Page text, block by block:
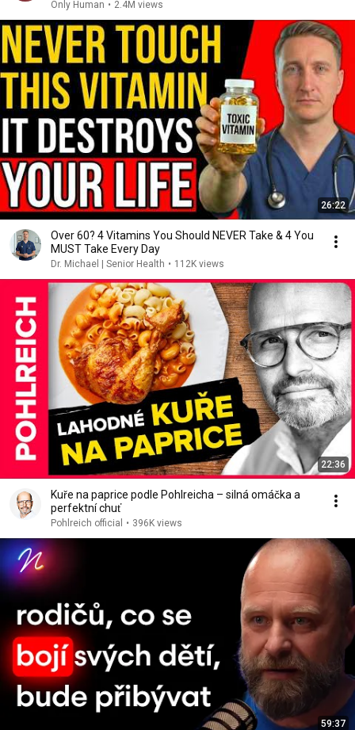
Only Human • 2.4M views
26:22
Over 60? 4 Vitamins You Should NEVER Take & 4 You
MUST Take Every Day
Dr. Michael | Senior Health • 112K views
22:36
Kuře na paprice podle Pohlreicha – silná omáčka a
perfektní chuť
Pohlreich official • 396K views
59:37